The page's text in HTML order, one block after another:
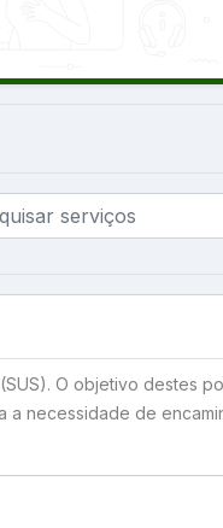
O objetivo destes
necessidade de